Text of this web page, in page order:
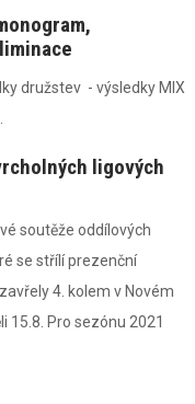
družstev - výsledky MIX
ligových
soutěže oddílových
se střílí prezenční
4. kolem v Novém
15.8. Pro sezónu 2021